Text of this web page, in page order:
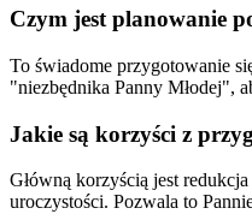
Czym jest planowanie
To świadome przygotowanie
"niezbędnika Panny Młodej",
Jakie są korzyści z
Główną korzyścią jest
uroczystości. Pozwala to